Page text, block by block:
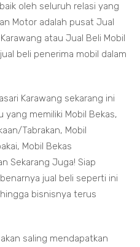
oleh seluruh relasi yang
Motor adalah pusat Jual
atau Jual Beli Mobil
beli penerima mobil dalam
Karawang sekarang ini
yang memiliki Mobil Bekas,
Tabrakan, Mobil
Mobil Bekas
Sekarang Juga! Siap
jual beli seperti ini
bisnisnya terus
saling mendapatkan